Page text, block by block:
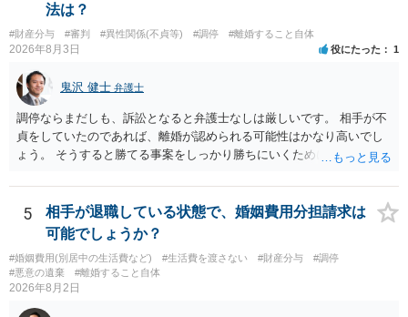
法は？
#財産分与 #審判 #異性関係(不貞等) #調停 #離婚すること自体
2026年8月3日 役にたった 1
鬼沢 健士 弁護士
調停ならまだしも、訴訟となると弁護士なしは厳しいです。 相手が不
貞をしていたのであれば、離婚が認められる可能性はかなり高いでし
ょう。 そうすると勝てる事案をしっかり勝ちにいくためにも弁護士委
5
相手が退職している状態で、婚姻費用分担請求は
可能でしょうか？
#婚姻費用(別居中の生活費など) #生活費を渡さない #財産分与
#調停
#悪意の遺棄
#離婚すること自体
2026年8月2日